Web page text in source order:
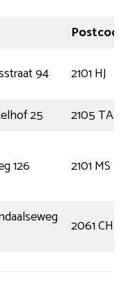
Postcode
94
2101 HJ
25
2105 TA
126 2101 MS
2061 CH